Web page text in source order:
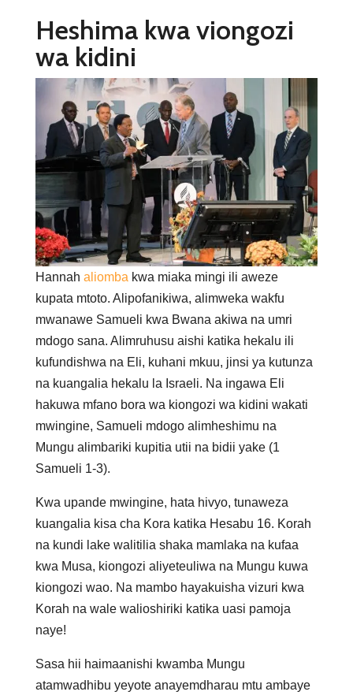
Heshima kwa viongozi
wa kidini
Hannah aliomba kwa miaka mingi ili aweze
kupata mtoto. Alipofanikiwa, alimweka wakfu
mwanawe Samueli kwa Bwana akiwa na umri
mdogo sana. Alimruhusu aishi katika hekalu ili
kufundishwa na Eli, kuhani mkuu, jinsi ya kutunza
na kuangalia hekalu la Israeli. Na ingawa Eli
hakuwa mfano bora wa kiongozi wa kidini wakati
mwingine, Samueli mdogo alimheshimu na
Mungu alimbariki kupitia utii na bidii yake (1
Samueli 1-3).
Kwa upande mwingine, hata hivyo, tunaweza
kuangalia kisa cha Kora katika Hesabu 16. Korah
na kundi lake walitilia shaka mamlaka na kufaa
kwa Musa, kiongozi aliyeteuliwa na Mungu kuwa
kiongozi wao. Na mambo hayakuisha vizuri kwa
Korah na wale walioshiriki katika uasi pamoja
naye!
Sasa hii haimaanishi kwamba Mungu
atamwadhibu yeyote anayemdharau mtu ambaye